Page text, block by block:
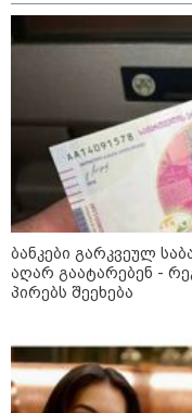
11:17 / 08-08-2026
არშემდგარი
ქართველთან -
საიდუმლო
ოპერაციებამდე
ბანკები გარკვეულ
აღარ გაატარებენ -
პირებს შეეხება